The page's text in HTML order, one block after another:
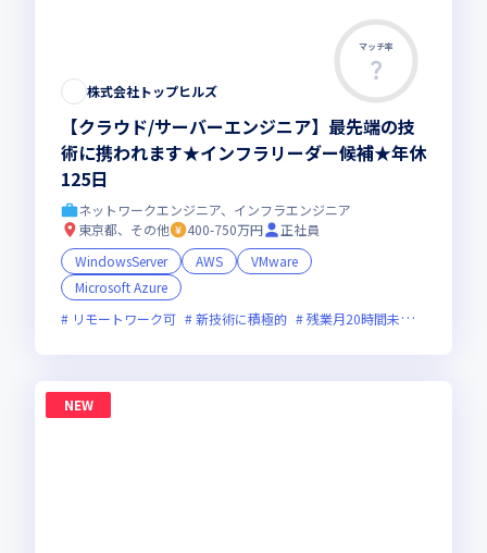
マッチ率
株式会社トップヒルズ
【クラウド/サーバーエンジニア】最先端の技
術に携われます★インフラリーダー候補★年休
125日
ネットワークエンジニア、インフラエンジニア
東京都、その他
400-750万円
正社員
WindowsServer
AWS
VMware
Microsoft Azure
リモートワーク可
新技術に積極的 残業月20時間未満
NEW